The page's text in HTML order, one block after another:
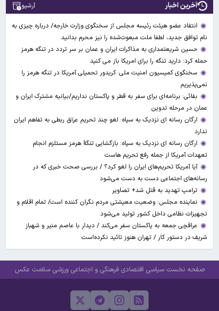
آخرین اخبار آرشیو
انتقاد عضو هیئت رئیسه مجلس از سخنگوی وزارت خارجه/ درباره چیزی به
نام توافق جدید، لطفا ملت مبعوث‌شده را نیز محرم بدانید
حسین شریعتمداری به مذاکرات ایران و عمان بر سر تردد در تنگه هرمز
حمله کرد: دارید تنگه را برای امریکا باز می کنید
سخنگوی کمیسیون امنیت ملی: کریدور تحمیلی آمریکا در تنگه هرمز را
نمی‌پذیریم
بقائی: برنامه‌ای برای سفر به قطر و پاکستان نداریم/بیانیه مشترک ایران و
عمان در مرحله تدوین
ارگان رسانه ای نزدیک به سپاه: لغو چند تحریم عراق ربطی به تفاهم ایران
ندارد
ارگان رسانه ای نزدیک به سپاه: بازگشایی تنگۀ هرمز مستلزم انجام
تعهدات آمریکا از جمله رفع تحریم هاست
آیا آمریکا تحریم‌های ایران را لغو کرد؟ / بررسی صحت خبری که در
رسانه‌های اجتماعی دست به دست می‌شود
ترامپ تهدید به قتل شد+ تصاویر
نماینده مجلس: وضعیت معیشتی مردم نگران کننده است/ تمام اقلام و
تجهیزات نظامی داخل کشور تولید می‌شود
عراقچی جمعه به پاکستان سفر می‌کند / دیدار با عاصم منیر و شهباز
شریف در دستور کار / تهران هنوز تائید نکرده‌است
صفحه نخست سیاسی اقتصادی فرهنگی و اجتماعی ورزشی سلامت عکس